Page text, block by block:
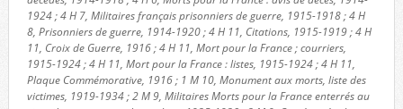
1924 ; 4 H 7, Militaires français prisonniers de guerre, 1915-1918 ; 4 H
8, Prisonniers de guerre, 1914-1920 ; 4 H 11, Citations, 1915-1919 ; 4 H
11, Croix de Guerre, 1916 ; 4 H 11, Mort pour la France ; courriers,
1915-1924 ; 4 H 11, Mort pour la France : listes, 1915-1924 ; 4 H 11,
Plaque Commémorative, 1916 ; 1 M 10, Monument aux morts, liste des
victimes, 1919-1934 ; 2 M 9, Militaires Morts pour la France enterrés au